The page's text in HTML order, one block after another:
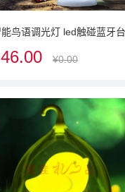
鸟语调光灯 led触碰蓝牙台
46.00 ¥0.00